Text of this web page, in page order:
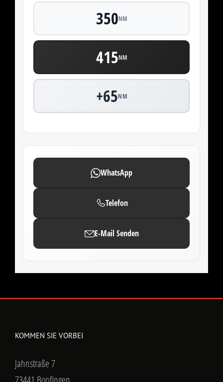
350NM
415NM
+65NM
WhatsApp
Telefon
E-Mail Senden
KOMMEN SIE VORBEI
Jahnstraße 7